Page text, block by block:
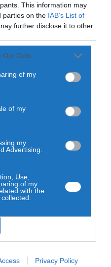
This information may
parties on the IAB’s List of
further disclose it to other
Opt Outs
of my
of my
my
Advertising.
Use,
of my
with the
Privacy Policy
insuficiência cardíaca
em Coimbra, na Praça
de março. O camião tem
a prevalência da
os últimos dados que há
de 20 anos. O estudo,
de Cardiologia e
representativa da
participantes), com
e idade igual ou
e por Lisboa e Vale do
agora à zona Centro do
estacionado na Praça da
feira a sábado, das
8h30 às 12h30. O presidente
dia 9 de março, às